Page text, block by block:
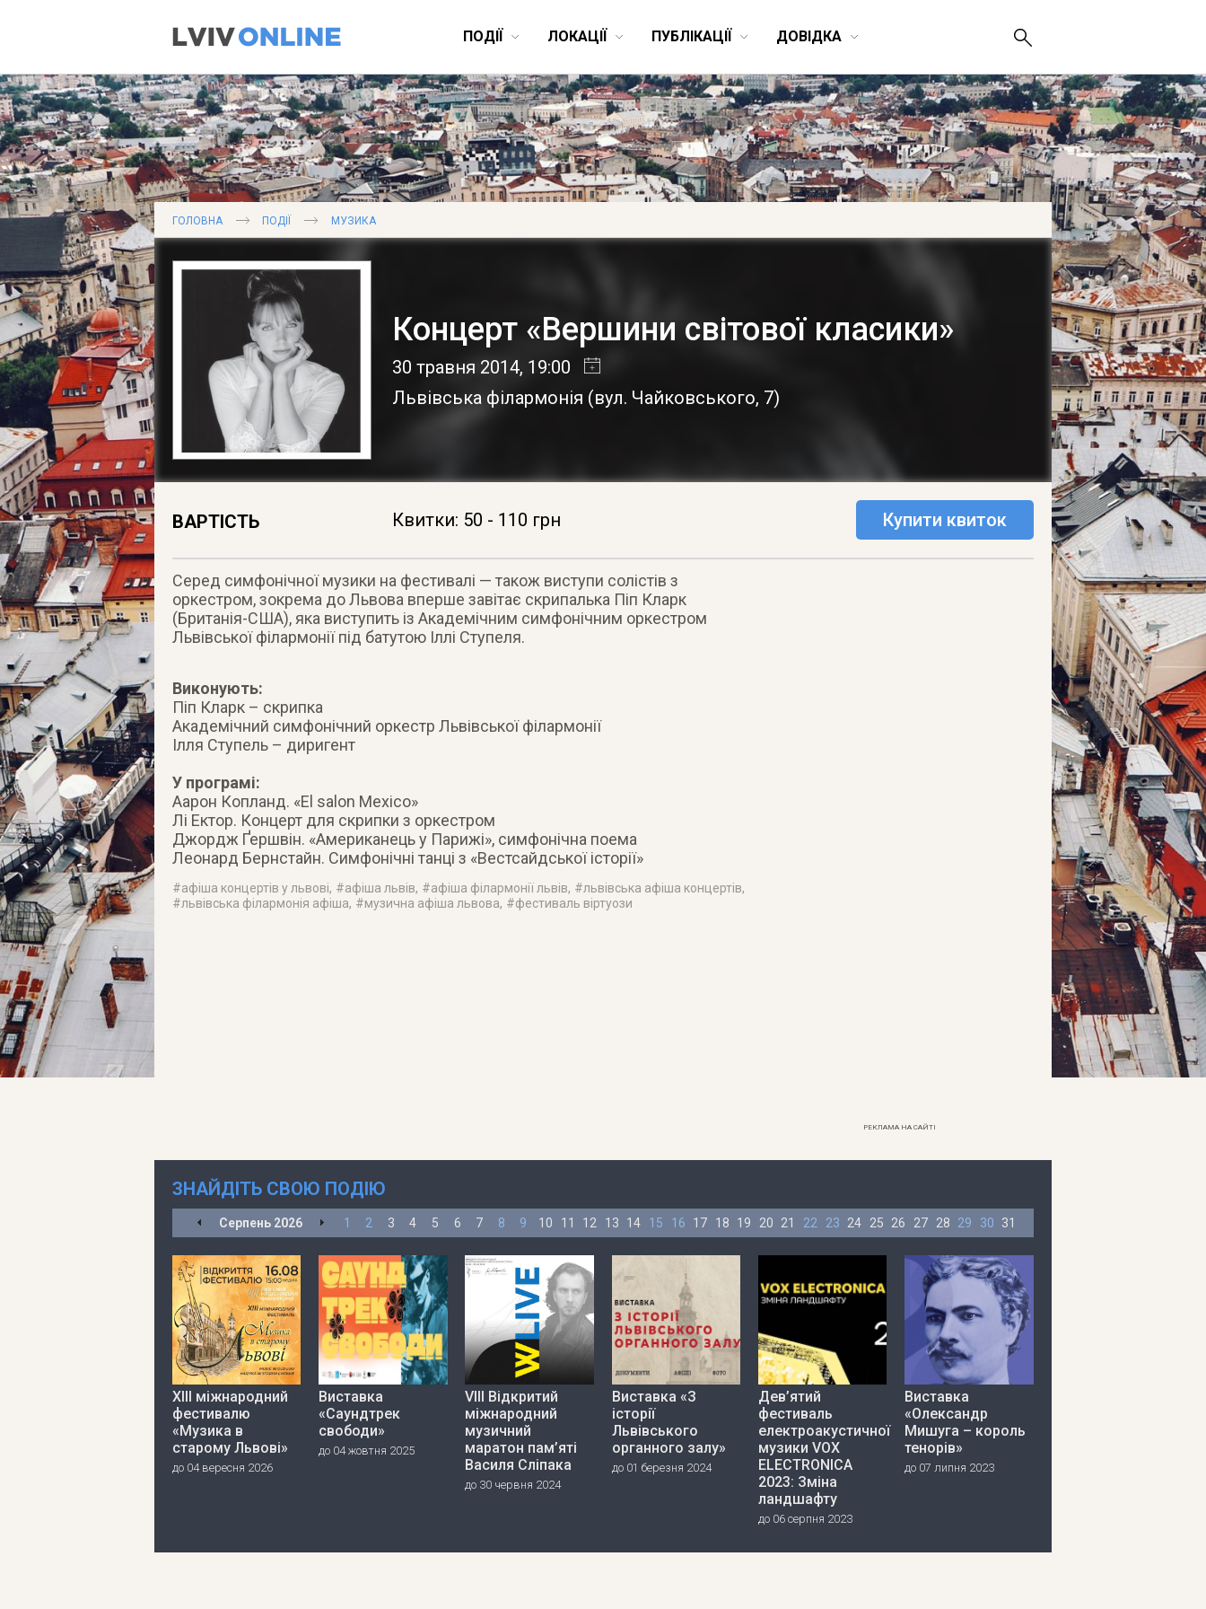
ПОДІЇ ЛОКАЦІЇ ПУБЛІКАЦІЇ ДОВІДКА
ГОЛОВНА ПОДІЇ МУЗИКА
Концерт «Вершини світової класики»
30 травня 2014, 19:00
Львівська філармонія (вул. Чайковського, 7)
ВАРТІСТЬ Квитки: 50 - 110 грн Купити квиток
Серед симфонічної музики на фестивалі — також виступи солістів з
оркестром, зокрема до Львова вперше завітає скрипалька Піп Кларк
(Британія-США), яка виступить із Академічним симфонічним оркестром
Львівської філармонії під батутою Іллі Ступеля.
Виконують:
Піп Кларк – скрипка
Академічний симфонічний оркестр Львівської філармонії
Ілля Ступель – диригент
У програмі:
Аарон Копланд. «El salon Mexico»
Лі Ектор. Концерт для скрипки з оркестром
Джордж Ґершвін. «Американець у Парижі», симфонічна поема
Леонард Бернстайн. Симфонічні танці з «Вестсайдської історії»
#афіша концертів у львові, #афіша львів, #афіша філармонії львів, #львівська афіша концертів,
#львівська філармонія афіша, #музична афіша львова, #фестиваль віртуози
РЕКЛАМА НА САЙТІ
ЗНАЙДІТЬ СВОЮ ПОДІЮ
Серпень 2026 1 2 3 4 5 6 7 8 9 10 11 12 13 14 15 16 17 18 19 20 21 22 23 24 25 26 27 28 29 30 31
ХІІІ міжнародний
фестивалю
«Музика в
старому Львові»
до 04 вересня 2026
Виставка
«Саундтрек
свободи»
до 04 жовтня 2025
VIII Відкритий
міжнародний
музичний
маратон пам’яті
Василя Сліпака
до 30 червня 2024
Виставка «З
історії
Львівського
органного залу»
до 01 березня 2024
Дев’ятий
фестиваль
електроакустичної
музики VOX
ELECTRONICA
2023: Зміна
ландшафту
до 06 серпня 2023
Виставка
«Олександр
Мишуга – король
тенорів»
до 07 липня 2023